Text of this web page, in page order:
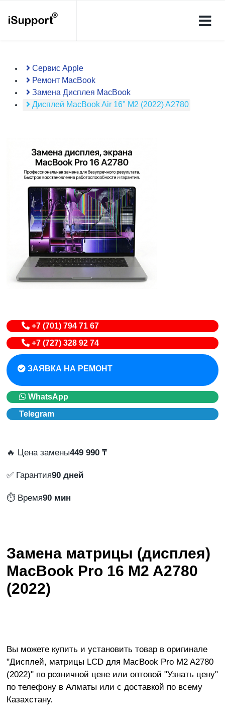
Сервис Apple
Ремонт MacBook
Замена Дисплея MacBook
Дисплей MacBook Air 16" M2 (2022) A2780
+7 (701) 794 71 67
+7 (727) 328 92 74
ЗАЯВКА НА РЕМОНТ
WhatsApp
Telegram
🔥 Цена замены449 990 ₸
✅ Гарантия90 дней
⏱️ Время90 мин
Замена матрицы (дисплея)
MacBook Pro 16 M2 A2780
(2022)
Вы можете купить и установить товар в оригинале
"Дисплей, матрицы LCD для MacBook Pro M2 A2780
(2022)" по розничной цене или оптовой "Узнать цену"
по телефону в Алматы или с доставкой по всему
Казахстану.